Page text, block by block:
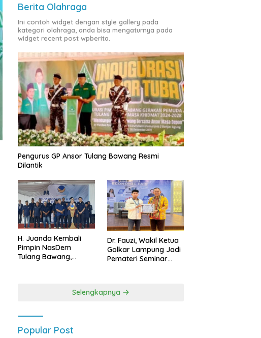
Berita Olahraga
Ini contoh widget dengan style gallery pada
kategori olahraga, anda bisa mengaturnya pada
widget recent post wpberita.
Pengurus GP Ansor Tulang Bawang Resmi
Dilantik
H. Juanda Kembali
Pimpin NasDem
Tulang Bawang,
Dr. Fauzi, Wakil Ketua
Golkar Lampung Jadi
Pemateri Seminar
Kebangsaan
Selengkapnya
Popular Post